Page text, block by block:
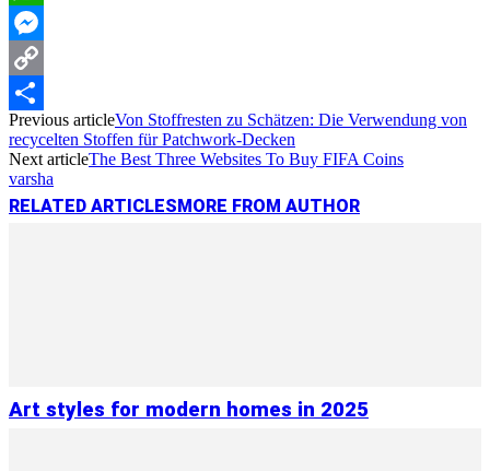
WhatsApp
Messenger
Copy
Link
Share
Previous articleVon Stoffresten zu Schätzen: Die Verwendung von
recycelten Stoffen für Patchwork-Decken
Next articleThe Best Three Websites To Buy FIFA Coins
varsha
RELATED ARTICLESMORE FROM AUTHOR
Art styles for modern homes in 2025